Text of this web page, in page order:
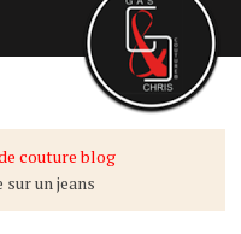
couture blog
un jeans